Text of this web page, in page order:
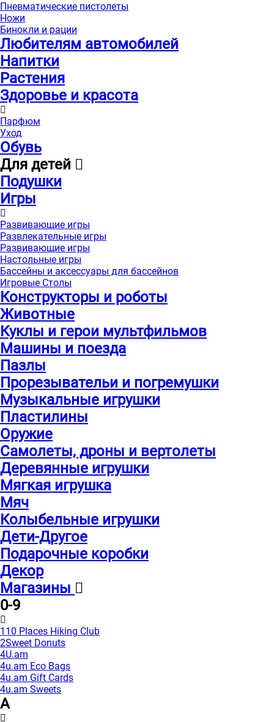
Пневматические пистолеты
Ножи
Бинокли и рации
Любителям автомобилей
Напитки
Растения
Здоровье и красота
Парфюм
Уход
Обувь
Для детей
Подушки
Игры
Развивающие игры
Развлекательные игры
Развивающие игры
Настольные игры
Бассейны и аксессуары для бассейнов
Игровые Столы
Конструкторы и роботы
Животные
Куклы и герои мультфильмов
Машины и поезда
Пазлы
Прорезывательи и погремушки
Музыкальные игрушки
Пластилины
Оружие
Самолеты, дроны и вертолеты
Деревянные игрушки
Мягкая игрушка
Мяч
Колыбельные игрушки
Дети-Другое
Подарочные коробки
Декор
Магазины
0-9
110 Places Hiking Club
2Sweet Donuts
4U.am
4u.am Eco Bags
4u.am Gift Cards
4u.am Sweets
A